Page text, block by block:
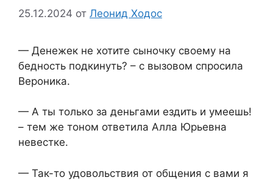
25.12.2024 от Леонид Ходос
— Денежек не хотите сыночку своему на
бедность подкинуть? – с вызовом спросила
Вероника.
— А ты только за деньгами ездить и умеешь!
– тем же тоном ответила Алла Юрьевна
невестке.
— Так-то удовольствия от общения с вами я